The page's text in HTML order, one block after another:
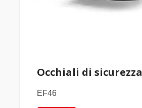
Occhiali di sicurezza
EF46